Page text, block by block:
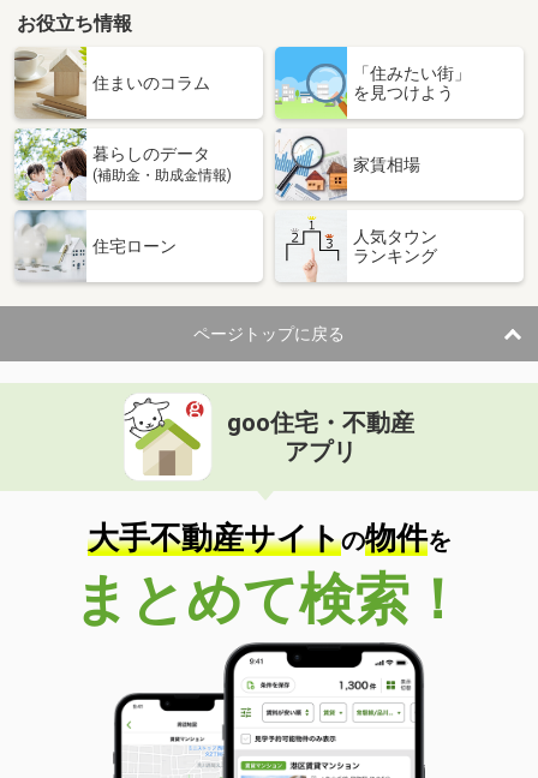
お役立ち情報
住まいのコラム
「住みたい街」
を見つけよう
暮らしのデータ
(補助金・助成金情報)
家賃相場
住宅ローン
人気タウン
ランキング
ページトップに戻る
goo住宅・不動産
アプリ
大手不動産サイトの物件を
まとめて検索！